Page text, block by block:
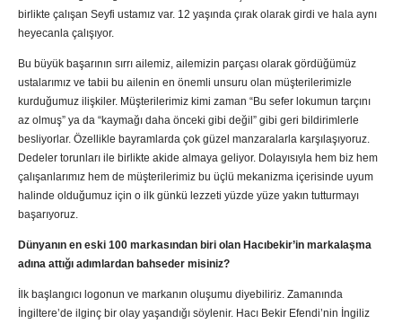
birlikte çalışan Seyfi ustamız var. 12 yaşında çırak olarak girdi ve hala aynı
heyecanla çalışıyor.
Bu büyük başarının sırrı ailemiz, ailemizin parçası olarak gördüğümüz
ustalarımız ve tabii bu ailenin en önemli unsuru olan müşterilerimizle
kurduğumuz ilişkiler. Müşterilerimiz kimi zaman “Bu sefer lokumun tarçını
az olmuş” ya da “kaymağı daha önceki gibi değil” gibi geri bildirimlerle
besliyorlar. Özellikle bayramlarda çok güzel manzaralarla karşılaşıyoruz.
Dedeler torunları ile birlikte akide almaya geliyor. Dolayısıyla hem biz hem
çalışanlarımız hem de müşterilerimiz bu üçlü mekanizma içerisinde uyum
halinde olduğumuz için o ilk günkü lezzeti yüzde yüze yakın tutturmayı
başarıyoruz.
Dünyanın en eski 100 markasından biri olan Hacıbekir’in markalaşma
adına attığı adımlardan bahseder misiniz?
İlk başlangıcı logonun ve markanın oluşumu diyebiliriz. Zamanında
İngiltere’de ilginç bir olay yaşandığı söylenir. Hacı Bekir Efendi’nin İngiliz